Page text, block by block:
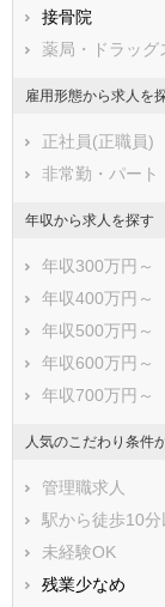
接骨院
薬局・ドラッグ
雇用形態から求人を
正社員(正職員)
非常勤・パート
年収から求人を探す
年収300万円～
年収400万円～
年収500万円～
年収600万円～
年収700万円～
人気のこだわり条件
管理職求人
駅から徒歩10分
未経験OK
残業少なめ